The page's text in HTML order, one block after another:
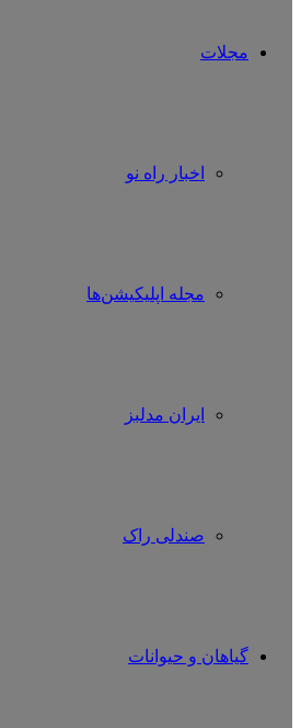
مجلات
اخبار راه نو
مجله اپلیکیشن‌ها
ایران مدلبز
صندلی راک
گیاهان و حیوانات